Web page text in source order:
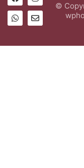
©